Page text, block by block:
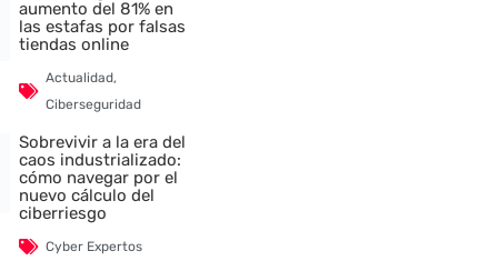
aumento del 81% en
las estafas por falsas
tiendas online
Actualidad,
Ciberseguridad
Sobrevivir a la era del
caos industrializado:
cómo navegar por el
nuevo cálculo del
ciberriesgo
Cyber Expertos